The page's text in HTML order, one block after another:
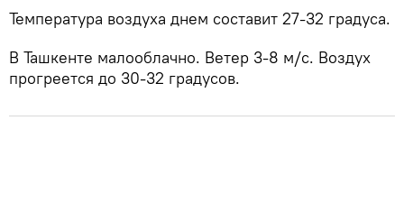
Температура воздуха днем составит 27-32 градуса.
В Ташкенте малооблачно. Ветер 3-8 м/с. Воздух
прогреется до 30-32 градусов.